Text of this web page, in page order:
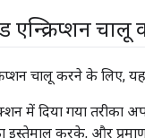
एन्क्रिप्शन चालू
चालू करने के लिए,
में दिया गया तरीका
करके, और